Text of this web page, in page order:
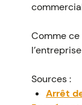
Comme
Sources :
Arrêt